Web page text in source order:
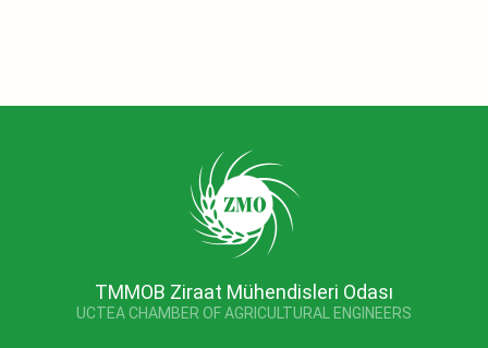
TMMOB Ziraat Mühendisleri Odası
UCTEA CHAMBER OF AGRICULTURAL ENGINEERS